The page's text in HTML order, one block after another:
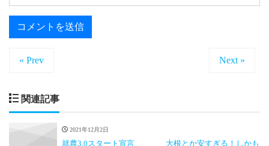
« Prev Next »
関連記事
2021年12月2日
就農3.0スタート宣言 大根とか安すぎる！しかも